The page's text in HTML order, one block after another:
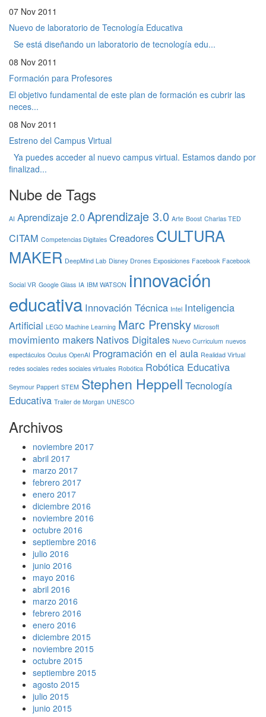
07 Nov 2011
Nuevo de laboratorio de Tecnología Educativa
Se está diseñando un laboratorio de tecnología edu...
08 Nov 2011
Formación para Profesores
El objetivo fundamental de este plan de formación es cubrir las
neces...
08 Nov 2011
Estreno del Campus Virtual
Ya puedes acceder al nuevo campus virtual. Estamos dando por
finalizad...
Nube de Tags
AI Aprendizaje 2.0Aprendizaje 3.0 Arte Boost Charlas TED
CITAM Competencias Digitales Creadores CULTURA
MAKER DeepMind Lab Disney Drones Exposiciones Facebook Facebook
Social VR Google Glass IA IBM WATSON innovación
educativa Innovación Técnica Intel Inteligencia
Artificial LEGO Machine Learning Marc Prensky Microsoft
movimiento makers Nativos Digitales Nuevo Curriculum nuevos
espectáculos Oculus OpenAI Programación en el aula Realidad Virtual
redes sociales redes sociales virtuales Robótica Robótica Educativa
Seymour Pappert STEM Stephen Heppell Tecnología
Educativa Trailer de Morgan UNESCO
Archivos
noviembre 2017
abril 2017
marzo 2017
febrero 2017
enero 2017
diciembre 2016
noviembre 2016
octubre 2016
septiembre 2016
julio 2016
junio 2016
mayo 2016
abril 2016
marzo 2016
febrero 2016
enero 2016
diciembre 2015
noviembre 2015
octubre 2015
septiembre 2015
agosto 2015
julio 2015
junio 2015